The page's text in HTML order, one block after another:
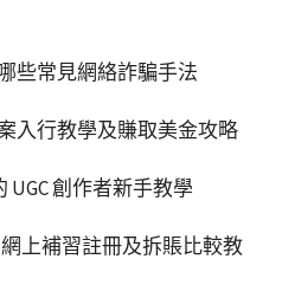
些常見網絡詐騙手法
入行教學及賺取美金攻略
創作者新手教學
上補習註冊及拆賬比較教